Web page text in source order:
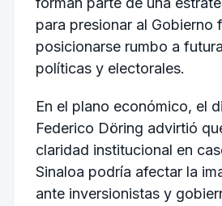
para presionar al Gobierno
posicionarse rumbo a
políticas y electorales.
En el plano económico, el
Federico Döring advirtió
claridad institucional en
Sinaloa podría afectar la
ante inversionistas y